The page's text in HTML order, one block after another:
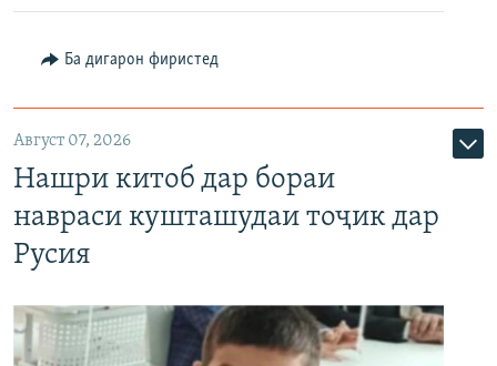
Ба дигарон фиристед
Август 07, 2026
Нашри китоб дар бораи
навраси кушташудаи тоҷик дар
Русия